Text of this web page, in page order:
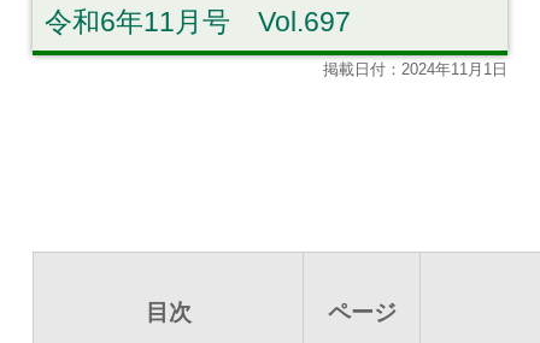
令和6年11月号 Vol.697
掲載日付：2024年11月1日
目次 ページ